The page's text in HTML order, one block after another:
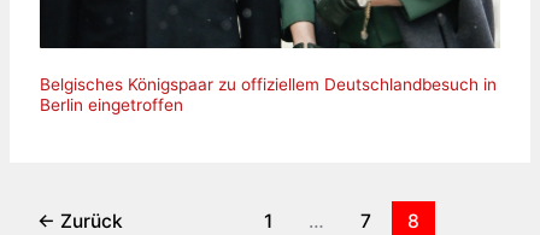
Belgisches Königspaar zu offiziellem Deutschlandbesuch in
Berlin eingetroffen
← Zurück 1 … 7 8